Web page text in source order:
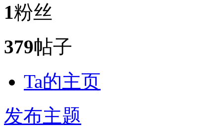
1粉丝
379帖子
Ta的主页
发布主题